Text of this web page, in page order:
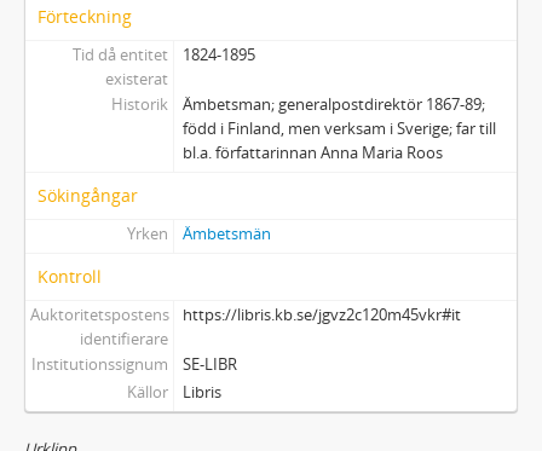
Förteckning
Tid då entitet
existerat
1824-1895
Historik
Ämbetsman; generalpostdirektör 1867-89;
född i Finland, men verksam i Sverige; far till
bl.a. författarinnan Anna Maria Roos
Sökingångar
Yrken Ämbetsmän
Kontroll
Auktoritetspostens
identifierare
https://libris.kb.se/jgvz2c120m45vkr#it
Institutionssignum
SE-LIBR
Källor
Libris